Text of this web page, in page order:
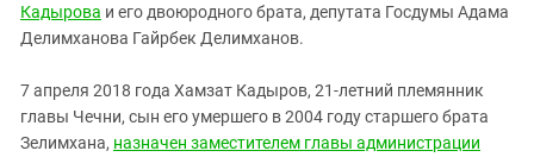
Кадырова и его двоюродного брата, депутата Госдумы Адама
Делимханова Гайрбек Делимханов.
7 апреля 2018 года Хамзат Кадыров, 21-летний племянник
главы Чечни, сын его умершего в 2004 году старшего брата
Зелимхана, назначен заместителем главы администрации